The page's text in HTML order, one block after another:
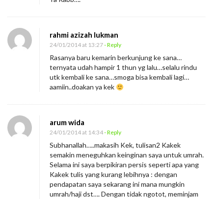
rahmi azizah lukman
24/01/2014 at 13:27- Reply
Rasanya baru kemarin berkunjung ke sana…
ternyata udah hampir 1 thun yg lalu…selalu rindu
utk kembali ke sana…smoga bisa kembali lagi…
aamiin..doakan ya kek
arum wida
24/01/2014 at 14:34- Reply
Subhanallah…..makasih Kek, tulisan2 Kakek
semakin meneguhkan keinginan saya untuk umrah.
Selama ini saya berpikiran persis seperti apa yang
Kakek tulis yang kurang lebihnya : dengan
pendapatan saya sekarang ini mana mungkin
umrah/haji dst…. Dengan tidak ngotot, meminjam